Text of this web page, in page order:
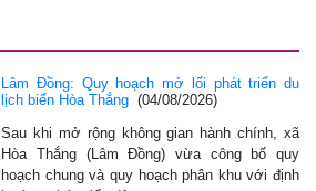
Lâm Đồng: Quy hoạch mở lối phát triển du
lịch biển Hòa Thắng (04/08/2026)
Sau khi mở rộng không gian hành chính, xã
Hòa Thắng (Lâm Đồng) vừa công bố quy
hoạch chung và quy hoạch phân khu với định